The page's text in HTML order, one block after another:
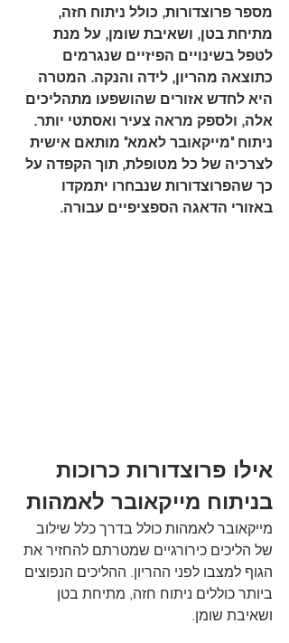
מספר פרוצדורות, כולל ניתוח חזה,
מתיחת בטן, ושאיבת שומן, על מנת
לטפל בשינויים הפיזיים שנגרמים
כתוצאה מהריון, לידה והנקה. המטרה
היא לחדש אזורים שהושפעו מתהליכים
אלה, ולספק מראה צעיר ואסתטי יותר.
ניתוח "מייקאובר לאמא" מותאם אישית
לצרכיה של כל מטופלת, תוך הקפדה על
כך שהפרוצדורות שנבחרו יתמקדו
באזורי הדאגה הספציפיים עבורה.
אילו פרוצדורות כרוכות
בניתוח מייקאובר לאמהות
מייקאובר לאמהות כולל בדרך כלל שילוב
של הליכים כירורגיים שמטרתם להחזיר את
הגוף למצבו לפני ההריון. ההליכים הנפוצים
ביותר כוללים ניתוח חזה, מתיחת בטן
ושאיבת שומן.